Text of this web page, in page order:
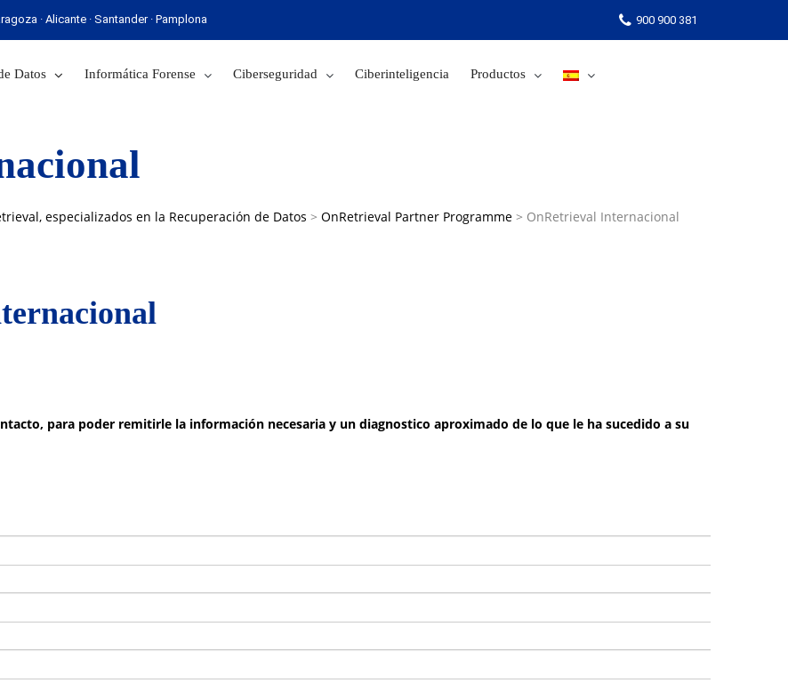
· Alicante · Santander · Pamplona 900 900 381
Datos Informática Forense Ciberseguridad Ciberinteligencia Productos
· Zaragoza · Alicante · Santander · Pamplona
especializados en la Recuperación de Datos > OnRetrieval Partner Programme > OnRetrieval Internacional
para poder remitirle la información necesaria y un diagnostico aproximado de lo que le ha sucedido a su